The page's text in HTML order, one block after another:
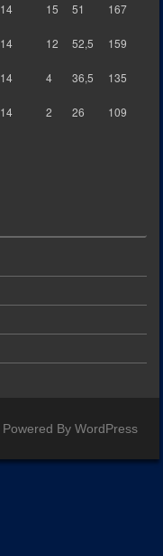
14 15 51 167
14 12 52,5 159
14 4 36,5 135
14 2 26 109
Powered By WordPress